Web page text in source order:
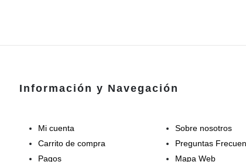
Información y Navegación
Mi cuenta
Carrito de compra
Pagos
Sobre nosotros
Preguntas
Mapa Web